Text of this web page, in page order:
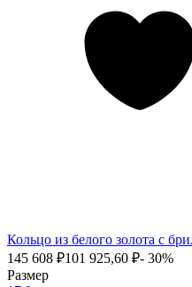
Кольцо из белого золота с
145 608 ₽101 925,60 ₽- 30%
Размер